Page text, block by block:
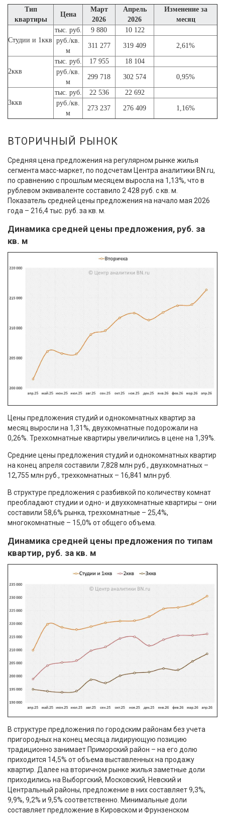
Тип
квартиры
Цена
Март
2026
Апрель
2026
Изменение за
месяц
Студии и 1ккв
тыс. руб. 9 880
10 122
руб./кв.
м
311 277 319 409 2,61%
2ккв
тыс. руб. 17 955
18 104
руб./кв.
м
299 718 302 574 0,95%
3ккв
тыс. руб. 22 536
22 692
руб./кв.
м
273 237 276 409 1,16%
ВТОРИЧНЫЙ РЫНОК
Средняя цена предложения на регулярном рынке жилья
сегмента масс-маркет, по подсчетам Центра аналитики BN.ru,
по сравнению с прошлым месяцем выросла на 1,13%, что в
рублевом эквиваленте составило 2 428 руб. с кв. м.
Показатель средней цены предложения на начало мая 2026
года – 216,4 тыс. руб. за кв. м.
Динамика средней цены предложения, руб. за
кв. м
Цены предложения студий и однокомнатных квартир за
месяц выросли на 1,31%, двухкомнатные подорожали на
0,26%. Трехкомнатные квартиры увеличились в цене на 1,39%.
Средние цены предложения студий и однокомнатных квартир
на конец апреля составили 7,828 млн руб., двухкомнатных –
12,755 млн руб., трехкомнатных – 16,841 млн руб.
В структуре предложения с разбивкой по количеству комнат
преобладают студии и одно- и двухкомнатные квартиры – они
составили 58,6% рынка, трехкомнатные – 25,4%,
многокомнатные – 15,0% от общего объема.
Динамика средней цены предложения по типам
квартир, руб. за кв. м
В структуре предложения по городским районам без учета
пригородных на конец месяца лидирующую позицию
традиционно занимает Приморский район – на его долю
приходится 14,5% от объема выставленных на продажу
квартир. Далее на вторичном рынке жилья заметные доли
приходились на Выборгский, Московский, Невский и
Центральный районы, предложение в них составляет 9,3%,
9,9%, 9,2% и 9,5% соответственно. Минимальные доли
составляет предложение в Кировском и Фрунзенском